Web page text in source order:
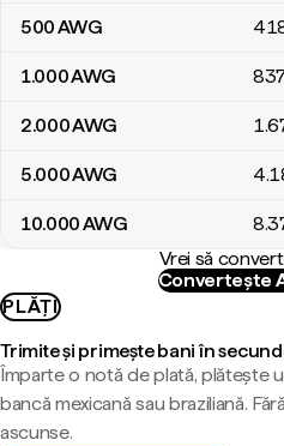
500AWG
1.000AWG
2.000AWG
5.000AWG
10.000AWG
Vrei să
Convertește
PLĂȚI
Trimite și primește bani în
Împarte o notă de plată, plătește
bancă mexicană sau braziliană.
ascunse.